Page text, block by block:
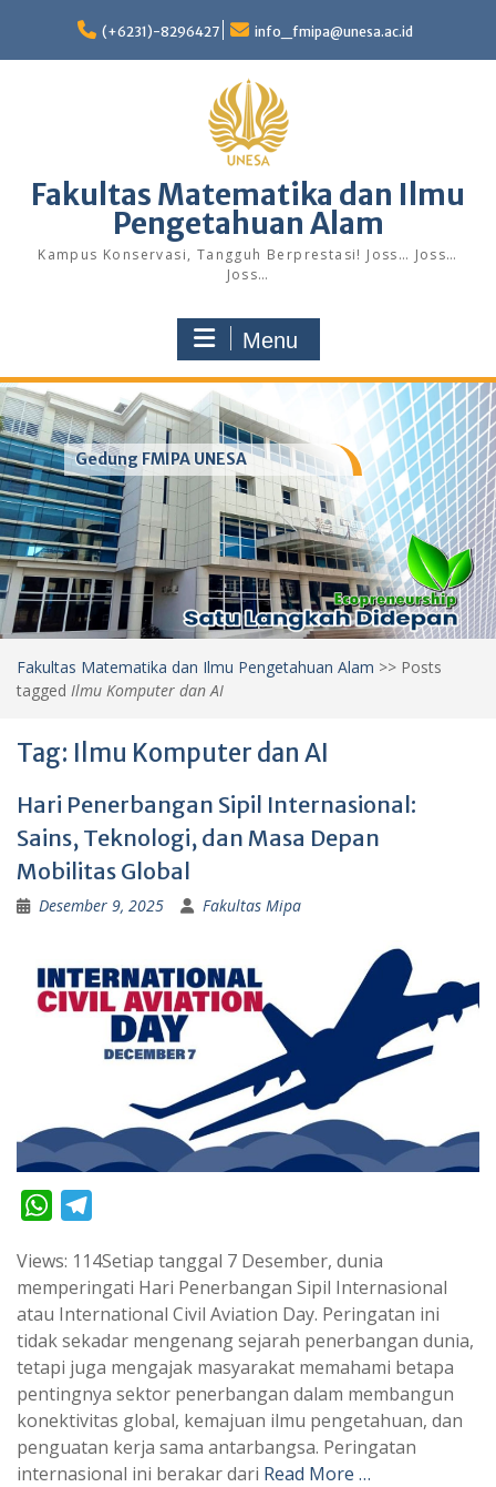
content
(+6231)-8296427 info_fmipa@unesa.ac.id
Fakultas Matematika dan Ilmu
Pengetahuan Alam
Kampus Konservasi, Tangguh Berprestasi! Joss… Joss…
Joss…
Menu
Gedung FMIPA UNESA
Fakultas Matematika dan Ilmu Pengetahuan Alam >> Posts
tagged Ilmu Komputer dan AI
Tag: Ilmu Komputer dan AI
Hari Penerbangan Sipil Internasional:
Sains, Teknologi, dan Masa Depan
Mobilitas Global
Desember 9, 2025 Fakultas Mipa
W
a
t
s
A
p
p
l
e
g
r
a
m
Views: 114Setiap tanggal 7 Desember, dunia
memperingati Hari Penerbangan Sipil Internasional
atau International Civil Aviation Day. Peringatan ini
tidak sekadar mengenang sejarah penerbangan dunia,
tetapi juga mengajak masyarakat memahami betapa
pentingnya sektor penerbangan dalam membangun
konektivitas global, kemajuan ilmu pengetahuan, dan
penguatan kerja sama antarbangsa. Peringatan
internasional ini berakar dari Read More …